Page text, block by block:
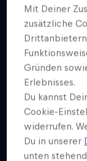
Mit Deiner
zusätzliche
Gründen
Erlebnisses.
Du kannst
Cookie-
widerrufen.
Du in unserer
unten